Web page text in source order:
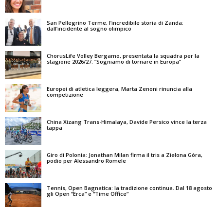
San Pellegrino Terme, l’incredibile storia di Zanda:
dall’incidente al sogno olimpico
ChorusLife Volley Bergamo, presentata la squadra per la
stagione 2026/27: “Sogniamo di tornare in Europa”
Europei di atletica leggera, Marta Zenoni rinuncia alla
competizione
China Xizang Trans-Himalaya, Davide Persico vince la terza
tappa
Giro di Polonia: Jonathan Milan firma il tris a Zielona Góra,
podio per Alessandro Romele
Tennis, Open Bagnatica: la tradizione continua. Dal 18 agosto
gli Open “Erca” e “Time Office”